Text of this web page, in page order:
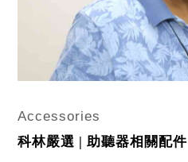
Accessories
科林嚴選 | 助聽器相關配件